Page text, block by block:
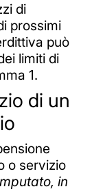
di
prossimi
può
limiti di
1.
di un
o servizio
in